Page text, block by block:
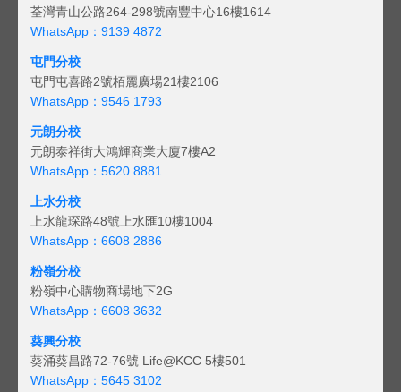
荃灣青山公路264-298號南豐中心16樓1614
WhatsApp：9139 4872
屯門分校
屯門屯喜路2號栢麗廣場21樓2106
WhatsApp：9546 1793
元朗分校
元朗泰祥街大鴻輝商業大廈7樓A2
WhatsApp：5620 8881
上水分校
上水龍琛路48號上水匯10樓1004
WhatsApp：6608 2886
粉嶺分校
粉嶺中心購物商場地下2G
WhatsApp：6608 3632
葵興分校
葵涌葵昌路72-76號 Life@KCC 5樓501
WhatsApp：5645 3102